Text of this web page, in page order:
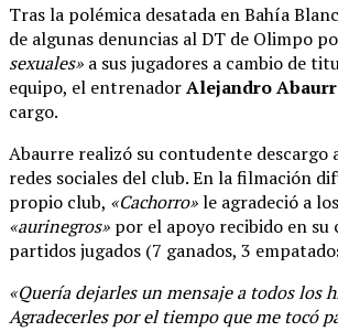
Tras la polémica desatada en Bahía
de algunas denuncias al DT de Olimpo
sexuales» a sus jugadores a cambio de
equipo, el entrenadorAlejandro
cargo.
Abaurre realizó su contudente descargo
redes sociales del club. En la filmación
propio club, «Cachorro»le agradeció a
«aurinegros» por el apoyo recibido en su
partidos jugados (7 ganados, 3
«Quería dejarles un mensaje a todos los
Agradecerles por el tiempo que me tocó